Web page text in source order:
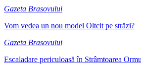
Gazeta Brasovului
Vom vedea un nou model Oltcit pe străzi?
Gazeta Brasovului
Escaladare periculoasă în Strâmtoarea